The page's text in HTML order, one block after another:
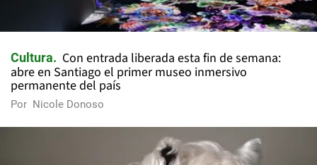
Cultura
Con entrada liberada esta fin de semana:
abre en Santiago el primer museo inmersivo
permanente del país
Por Nicole Donoso